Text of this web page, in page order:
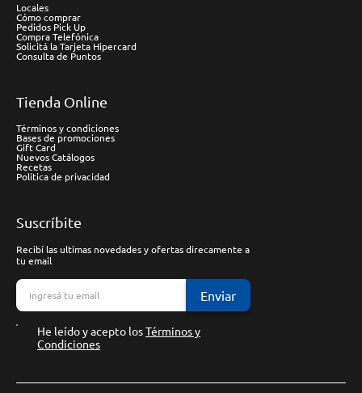
Locales
Cómo comprar
Pedidos Pick Up
Compra Telefónica
Solicitá la Tarjeta Hipercard
Consulta de Puntos
Tienda Online
Términos y condiciones
Bases de promociones
Gift Card
Nuevos Catálogos
Recetas
Política de privacidad
Suscríbite
Recibí las ultimas novedades y ofertas direcamente a
tu email
Enviar
He leído y acepto losTérminos y
Condiciones